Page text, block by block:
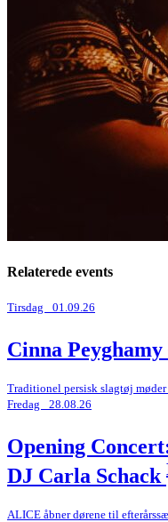
Relaterede events
Tirsdag _01.09.26
Cinna Peyghamy
Traditionel persisk slagtøj
Fredag _28.08.26
Opening
DJ Carla Schack
ALICE åbner dørene til